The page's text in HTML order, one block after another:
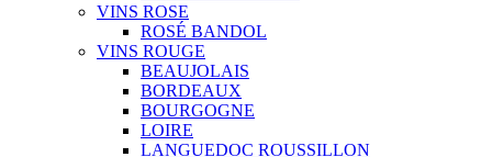
VINS ROSE
ROSÉ BANDOL
VINS ROUGE
BEAUJOLAIS
BORDEAUX
BOURGOGNE
LOIRE
LANGUEDOC ROUSSILLON